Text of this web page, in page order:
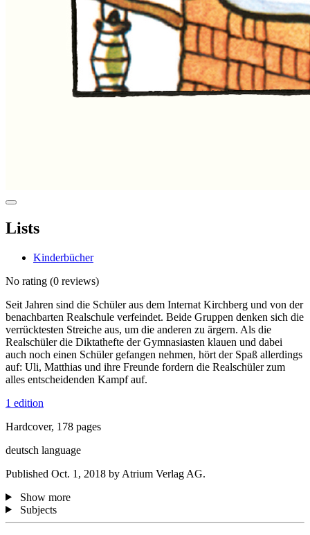
Lists
Kinderbücher
No rating (0 reviews)
Seit Jahren sind die Schüler aus dem Internat Kirchberg und von der
benachbarten Realschule verfeindet. Beide Gruppen denken sich die
verrücktesten Streiche aus, um die anderen zu ärgern. Als die
Realschüler die Diktathefte der Gymnasiasten klauen und dabei
auch noch einen Schüler gefangen nehmen, hört der Spaß allerdings
auf: Uli, Matthias und ihre Freunde fordern die Realschüler zum
alles entscheidenden Kampf auf.
1 edition
Hardcover, 178 pages
deutsch language
Published Oct. 1, 2018 by Atrium Verlag AG.
Show more
Subjects